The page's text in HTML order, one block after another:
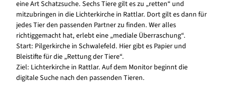
eine Art Schatzsuche. Sechs Tiere gilt es zu „retten“ und
mitzubringen in die Lichterkirche in Rattlar. Dort gilt es dann für
jedes Tier den passenden Partner zu finden. Wer alles
richtiggemacht hat, erlebt eine „mediale Überraschung“.
Start: Pilgerkirche in Schwalefeld. Hier gibt es Papier und
Bleistifte für die „Rettung der Tiere“.
Ziel: Lichterkirche in Rattlar. Auf dem Monitor beginnt die
digitale Suche nach den passenden Tieren.